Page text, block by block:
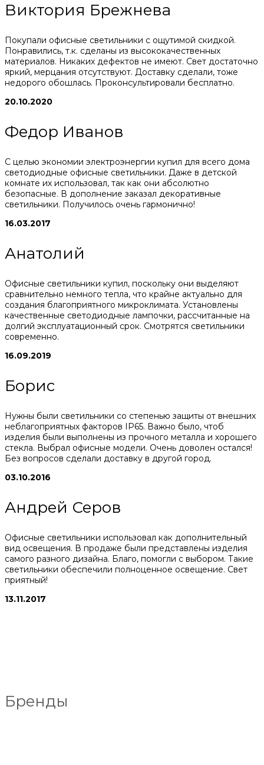
Виктория Брежнева
Покупали офисные светильники с ощутимой скидкой.
Понравились, т.к. сделаны из высококачественных
материалов. Никаких дефектов не имеют. Свет достаточно
яркий, мерцания отсутствуют. Доставку сделали, тоже
недорого обошлась. Проконсультировали бесплатно.
20.10.2020
Федор Иванов
С целью экономии электроэнергии купил для всего дома
светодиодные офисные светильники. Даже в детской
комнате их использовал, так как они абсолютно
безопасные. В дополнение заказал декоративные
светильники. Получилось очень гармонично!
16.03.2017
Анатолий
Офисные светильники купил, поскольку они выделяют
сравнительно немного тепла, что крайне актуально для
создания благоприятного микроклимата. Установлены
качественные светодиодные лампочки, рассчитанные на
долгий эксплуатационный срок. Смотрятся светильники
современно.
16.09.2019
Борис
Нужны были светильники со степенью защиты от внешних
неблагоприятных факторов IP65. Важно было, чтоб
изделия были выполнены из прочного металла и хорошего
стекла. Выбрал офисные модели. Очень доволен остался!
Без вопросов сделали доставку в другой город.
03.10.2016
Андрей Серов
Офисные светильники использовал как дополнительный
вид освещения. В продаже были представлены изделия
самого разного дизайна. Благо, помогли с выбором. Такие
светильники обеспечили полноценное освещение. Свет
приятный!
13.11.2017
Бренды